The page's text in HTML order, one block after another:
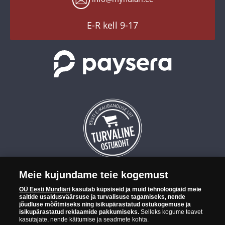
E-R kell 9-17
OÜ Eesti Mündiäri on maailma tuntumate rahapajade
kollektsioonimüntide ja -medalite levitaja Eestis. OÜ Eesti Mündiäri
kuulub ettevõttele "Samlerhuset Group“.
Euroopa ühel suuremal mündilevitajate grupil "Samlerhuset
Meie kujundame teie kogemust
OÜ Eesti Mündiäri kasutab küpsiseid ja muid tehnoloogiaid meie
saitide usaldusväärsuse ja turvalisuse tagamiseks, nende
jõudluse mõõtmiseks ning isikupärastatud ostukogemuse ja
isikupärastatud reklaamide pakkumiseks. Selleks kogume teavet
kasutajate, nende käitumise ja seadmete kohta.